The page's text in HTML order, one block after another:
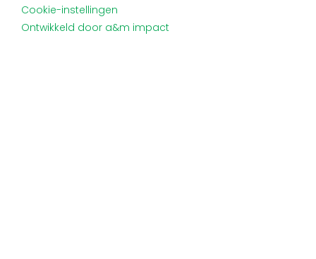
Cookie-instellingen
Ontwikkeld door a&m impact